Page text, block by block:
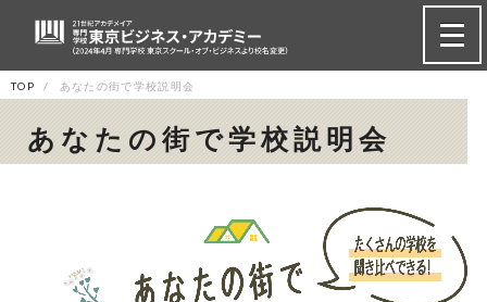
TOP あなたの街で学校説明会
あなたの街で学校説明会